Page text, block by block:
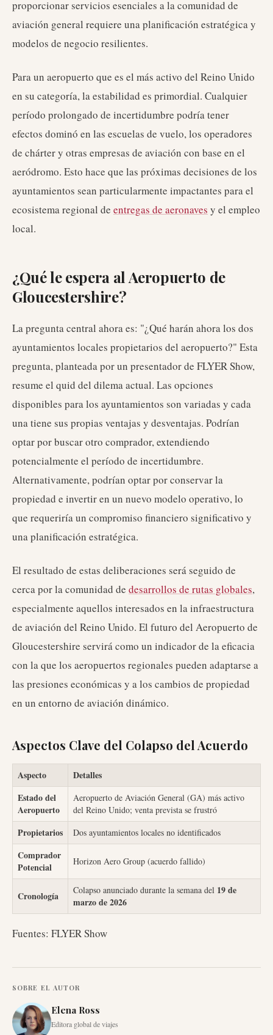
proporcionar servicios esenciales a la comunidad de
aviación general requiere una planificación estratégica y
modelos de negocio resilientes.
Para un aeropuerto que es el más activo del Reino Unido
en su categoría, la estabilidad es primordial. Cualquier
período prolongado de incertidumbre podría tener
efectos dominó en las escuelas de vuelo, los operadores
de chárter y otras empresas de aviación con base en el
aeródromo. Esto hace que las próximas decisiones de los
ayuntamientos sean particularmente impactantes para el
ecosistema regional de entregas de aeronaves y el empleo
local.
¿Qué le espera al Aeropuerto de
Gloucestershire?
La pregunta central ahora es: "¿Qué harán ahora los dos
ayuntamientos locales propietarios del aeropuerto?" Esta
pregunta, planteada por un presentador de FLYER Show,
resume el quid del dilema actual. Las opciones
disponibles para los ayuntamientos son variadas y cada
una tiene sus propias ventajas y desventajas. Podrían
optar por buscar otro comprador, extendiendo
potencialmente el período de incertidumbre.
Alternativamente, podrían optar por conservar la
propiedad e invertir en un nuevo modelo operativo, lo
que requeriría un compromiso financiero significativo y
una planificación estratégica.
El resultado de estas deliberaciones será seguido de
cerca por la comunidad de desarrollos de rutas globales,
especialmente aquellos interesados en la infraestructura
de aviación del Reino Unido. El futuro del Aeropuerto de
Gloucestershire servirá como un indicador de la eficacia
con la que los aeropuertos regionales pueden adaptarse a
las presiones económicas y a los cambios de propiedad
en un entorno de aviación dinámico.
Aspectos Clave del Colapso del Acuerdo
Aspecto
Detalles
Estado del
Aeropuerto
Aeropuerto de Aviación General (GA) más activo
del Reino Unido; venta prevista se frustró
Propietarios Dos ayuntamientos locales no identificados
Comprador
Potencial
Horizon Aero Group (acuerdo fallido)
Cronología Colapso anunciado durante la semana del 19 de
marzo de 2026
Fuentes: FLYER Show
SOBRE EL AUTOR
Elena Ross
Editora global de viajes